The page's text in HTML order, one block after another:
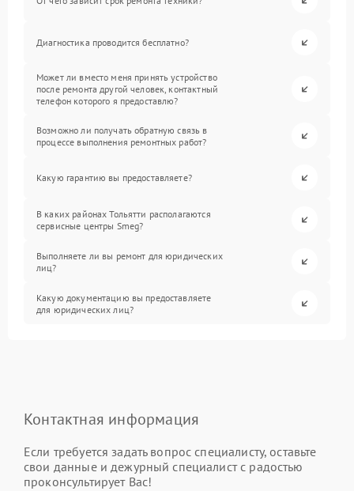
Диагностика проводится бесплатно?
Может ли вместо меня принять устройство
после ремонта другой человек, контактный
телефон которого я предоставлю?
Возможно ли получать обратную связь в
процессе выполнения ремонтных работ?
Какую гарантию вы предоставляете?
В каких районах Тольятти располагаются
сервисные центры Smeg?
Выполняете ли вы ремонт для юридических
лиц?
Какую документацию вы предоставляете
для юридических лиц?
Контактная информация
Если требуется задать вопрос специалисту, оставьте
свои данные и дежурный специалист с радостью
проконсультирует Вас!